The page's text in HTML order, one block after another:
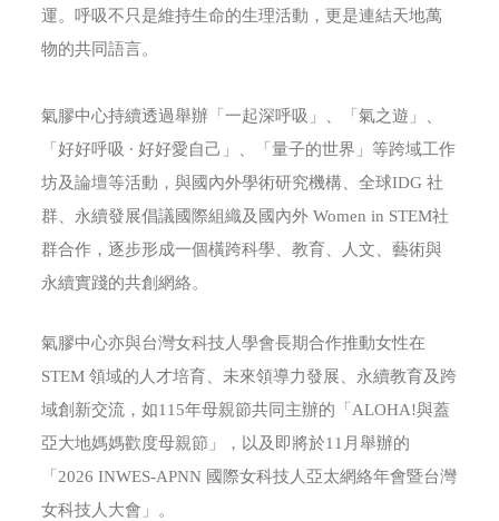
運。呼吸不只是維持生命的生理活動，更是連結天地萬
物的共同語言。
氣膠中心持續透過舉辦「一起深呼吸」、「氣之遊」、
「好好呼吸 · 好好愛自己」、「量子的世界」等跨域工作
坊及論壇等活動，與國內外學術研究機構、全球IDG 社
群、永續發展倡議國際組織及國內外 Women in STEM社
群合作，逐步形成一個橫跨科學、教育、人文、藝術與
永續實踐的共創網絡。
氣膠中心亦與台灣女科技人學會長期合作推動女性在
STEM 領域的人才培育、未來領導力發展、永續教育及跨
域創新交流，如115年母親節共同主辦的「ALOHA!與蓋
亞大地媽媽歡度母親節」，以及即將於11月舉辦的
「2026 INWES-APNN 國際女科技人亞太網絡年會暨台灣
女科技人大會」。